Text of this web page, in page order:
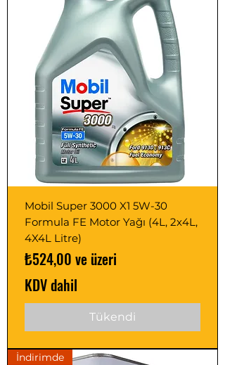
Mobil Super 3000 X1 5W-30
Formula FE Motor Yağı (4L, 2x4L,
4X4L Litre)
₺524,00 ve üzeri
İndirimli Fiyat
KDV dahil
Tükendi
İndirimde